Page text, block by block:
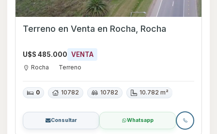
Terreno en Venta en Rocha, Rocha
U$S 485.000 VENTA
Rocha Terreno
0 10782 10782 10.782 m²
Consultar Whatsapp